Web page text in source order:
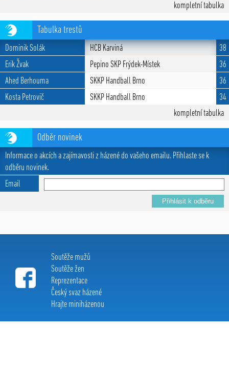
kompletní tabulka
Tabulka trestů
Dominik Solák HCB Karviná
38
Erik Žvak
Pepino SKP Frýdek-Místek
36
Ahed Berhouma
SKKP Handball Brno
36
Kosta Petrovič
SKKP Handball Brno
34
kompletní tabulka
Odběr novinek
Informace o akcích a zajímavosti z házené do vašeho emailu. Přihlaste se k
odběru novinek.
Email
Soutěže mužů
Soutěže žen
Reprezentace
Český svaz házené
Hrajte miniházenou